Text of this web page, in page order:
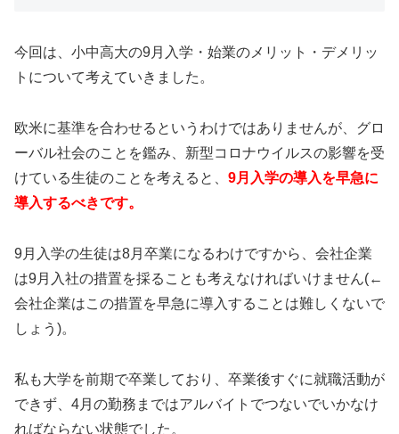
今回は、小中高大の9月入学・始業のメリット・デメリッ
トについて考えていきました。
欧米に基準を合わせるというわけではありませんが、グロ
ーバル社会のことを鑑み、新型コロナウイルスの影響を受
けている生徒のことを考えると、 9月入学の導入を早急に
導入するべきです。
9月入学の生徒は8月卒業になるわけですから、会社企業
は9月入社の措置を採ることも考えなければいけません(←
会社企業はこの措置を早急に導入することは難しくないで
しょう)。
私も大学を前期で卒業しており、卒業後すぐに就職活動が
できず、4月の勤務まではアルバイトでつないでいかなけ
ればならない状態でした。